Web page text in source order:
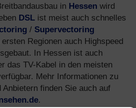
in Hessen wird
DSL ist meist auch schnelles
/ Supervectoring
Regionen auch Highspeed
In Hessen ist auch
das TV-Kabel in den meisten
Mehr Informationen zu
Anbietern finden Sie auch auf
.